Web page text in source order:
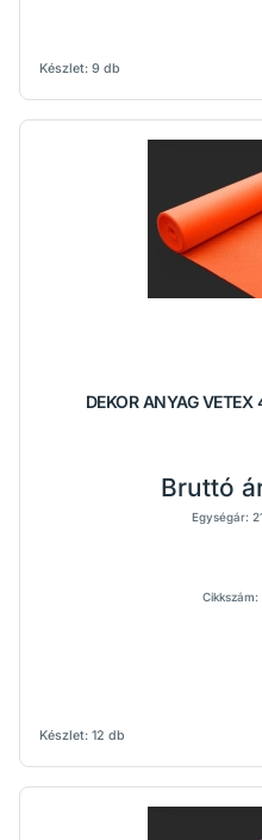
Készlet: 9 db
DEKOR ANYAG
Készlet: 12 db
Bruttó
Egységár: